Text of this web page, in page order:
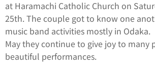
at Haramachi Catholic Church on
25th. The couple got to know one
music band activities mostly in Odaka.
May they continue to give joy to many
beautiful performances.